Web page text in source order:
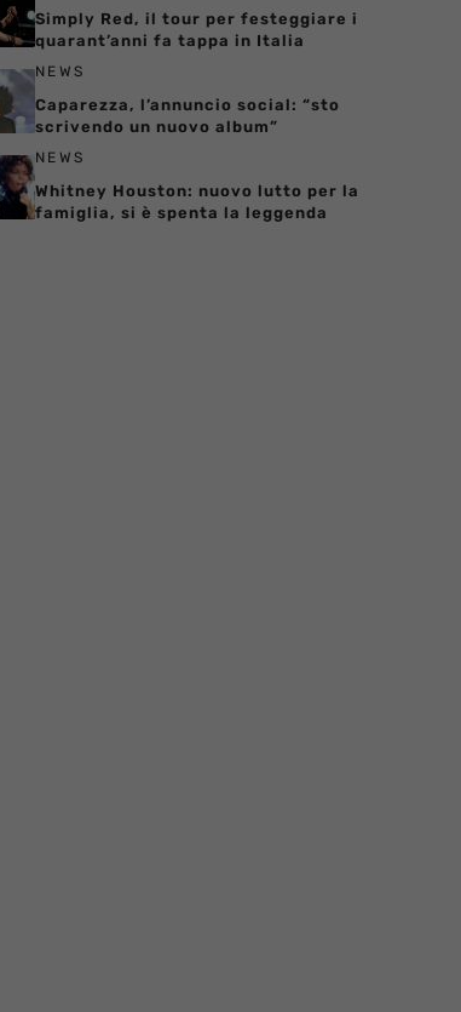
Simply Red, il tour per festeggiare i
quarant’anni fa tappa in Italia
NEWS
Caparezza, l’annuncio social: “sto
scrivendo un nuovo album”
NEWS
Whitney Houston: nuovo lutto per la
famiglia, si è spenta la leggenda